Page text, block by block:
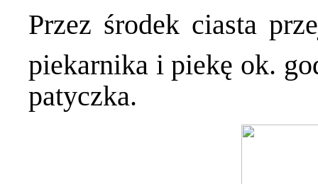
Przez środek ciasta
piekarnika i piekę ok.
patyczka.